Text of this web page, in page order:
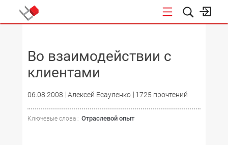
Во взаимодействии с
клиентами
06.08.2008 Алексей Есауленко 1725 прочтений
Ключевые слова : Отраслевой опыт